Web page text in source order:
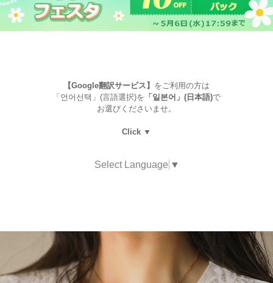
【Google翻訳サービス】 をご利用の方は
「언어선택」(言語選択)を 「일본어」(日本語)で
お選びくださいませ。
Click ▼
Select Language ▼